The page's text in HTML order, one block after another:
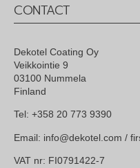
CONTACT
Dekotel Coating Oy
Veikkointie 9
03100 Nummela
Finland
Tel: +358 20 773 9390
Email: info@dekotel.com /
VAT nr: FI0791422-7